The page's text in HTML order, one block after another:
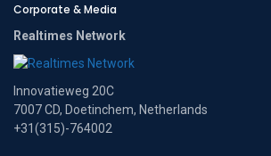
Corporate & Media
Realtimes Network
Innovatieweg 20C
7007 CD, Doetinchem, Netherlands
+31(315)-764002